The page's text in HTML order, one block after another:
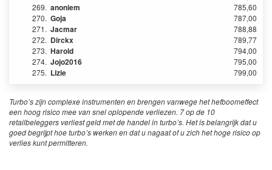
269. anoniem
785,60
270. Goja
787,00
271. Jacmar
788,88
272. Dirckx
789,77
273. Harold
794,00
274. Jojo2016
795,00
275. Lizie 799,00
Turbo’s zijn complexe instrumenten en brengen vanwege het hefboomeffect
een hoog risico mee van snel oplopende verliezen. 7 op de 10
retailbeleggers verliest geld met de handel in turbo’s. Het is belangrijk dat u
goed begrijpt hoe turbo’s werken en dat u nagaat of u zich het hoge risico op
verlies kunt permitteren.